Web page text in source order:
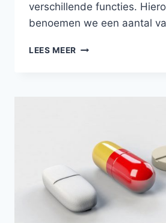
verschillende functies.
benoemen we een aantal
LEES MEER DE